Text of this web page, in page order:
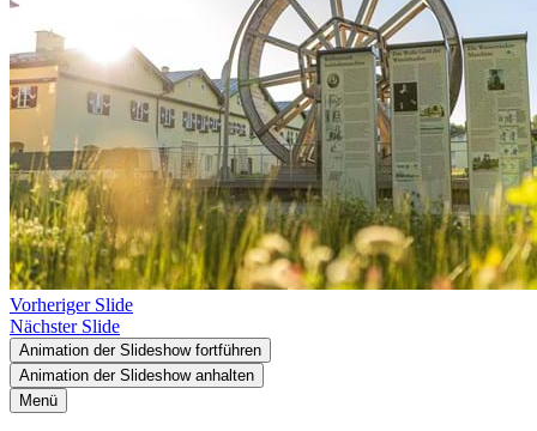
Vorheriger Slide
Nächster Slide
Animation der Slideshow fortführen
Animation der Slideshow anhalten
Menü